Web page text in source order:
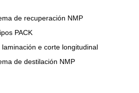
de recuperación NMP
PACK
e corte longitudinal
de destilación NMP